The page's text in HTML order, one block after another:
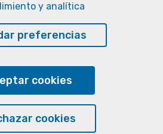
y analítica
preferencias
cookies
cookies